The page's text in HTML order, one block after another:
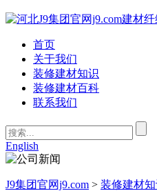
首页
关于我们
装修建材知识
装修建材百科
联系我们
English
J9集团官网j9.com > 装修建材知